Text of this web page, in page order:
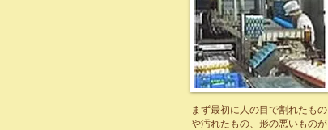
まず最初に人の目で割れたもの
や汚れたもの、形の悪いものが